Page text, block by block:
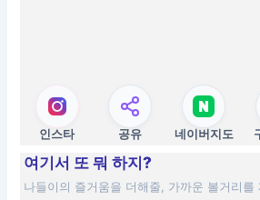
인스타 공유 네이버지도
여기서 또 뭐 하지?
나들이의 즐거움을 더해줄, 가까운 볼거리를